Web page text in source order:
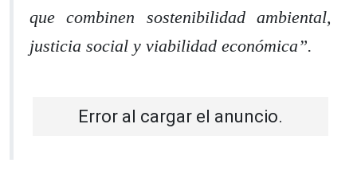
que combinen sostenibilidad ambiental,
justicia social y viabilidad económica”.
Error al cargar el anuncio.